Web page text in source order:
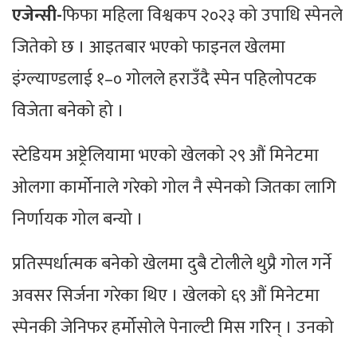
एजेन्सी-फिफा महिला विश्वकप २०२३ को उपाधि स्पेनले
जितेको छ । आइतबार भएको फाइनल खेलमा
इंग्ल्याण्डलाई १–० गोलले हराउँदै स्पेन पहिलोपटक
विजेता बनेको हो ।
स्टेडियम अष्ट्रेलियामा भएको खेलको २९ औं मिनेटमा
ओलगा कार्मोनाले गरेको गोल नै स्पेनको जितका लागि
निर्णायक गोल बन्यो ।
प्रतिस्पर्धात्मक बनेको खेलमा दुबै टोलीले थुप्रै गोल गर्ने
अवसर सिर्जना गरेका थिए । खेलको ६९ औं मिनेटमा
स्पेनकी जेनिफर हर्मोसोले पेनाल्टी मिस गरिन् । उनको